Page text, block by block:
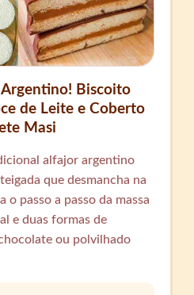
Biscoito
de Leite e Coberto
Masi
alfajor argentino
que desmancha na
o passo a passo da massa
e duas formas de
ou polvilhado